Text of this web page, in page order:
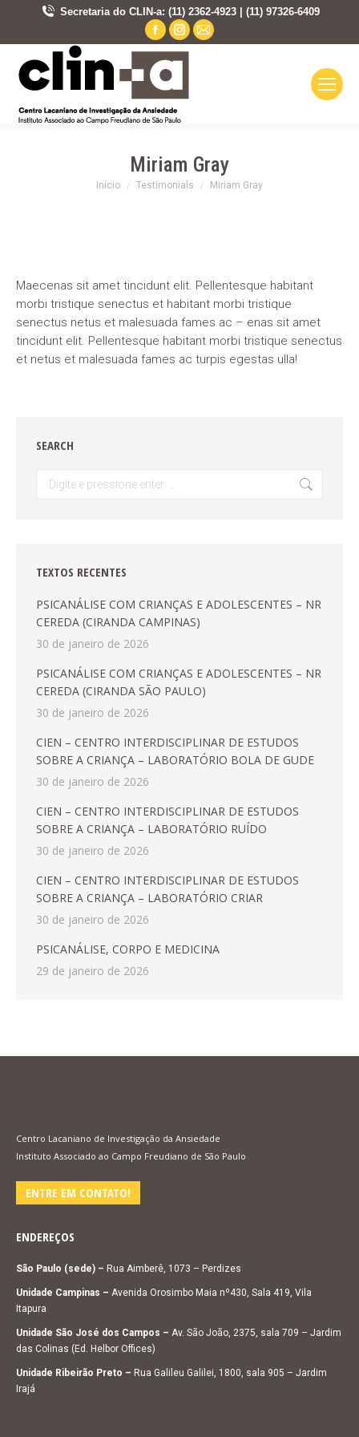
Secretaria do CLIN-a: (11) 2362-4923 | (11) 97326-6409
Facebook
page
opens
in
new
Instagram
page
Mail
Miriam Gray
Você está aqui:
Início Testimonials Miriam Gray
Maecenas sit amet tincidunt elit. Pellentesque habitant
morbi tristique senectus et habitant morbi tristique
senectus netus et malesuada fames ac – enas sit amet
tincidunt elit. Pellentesque habitant morbi tristique senectus
et netus et malesuada fames ac turpis egestas ulla!
SEARCH
Search:
TEXTOS RECENTES
PSICANÁLISE COM CRIANÇAS E ADOLESCENTES – NR
CEREDA (CIRANDA CAMPINAS)
30 de janeiro de 2026
PSICANÁLISE COM CRIANÇAS E ADOLESCENTES – NR
CEREDA (CIRANDA SÃO PAULO)
30 de janeiro de 2026
CIEN – CENTRO INTERDISCIPLINAR DE ESTUDOS
SOBRE A CRIANÇA – LABORATÓRIO BOLA DE GUDE
30 de janeiro de 2026
CIEN – CENTRO INTERDISCIPLINAR DE ESTUDOS
SOBRE A CRIANÇA – LABORATÓRIO RUÍDO
30 de janeiro de 2026
CIEN – CENTRO INTERDISCIPLINAR DE ESTUDOS
SOBRE A CRIANÇA – LABORATÓRIO CRIAR
30 de janeiro de 2026
PSICANÁLISE, CORPO E MEDICINA
29 de janeiro de 2026
Centro Lacaniano de Investigação da Ansiedade
Instituto Associado ao Campo Freudiano de São Paulo
ENTRE EM CONTATO!
ENDEREÇOS
São Paulo (sede) – Rua Aimberê, 1073 – Perdizes
Unidade Campinas – Avenida Orosimbo Maia nº430, Sala 419, Vila
Itapura
Unidade São José dos Campos – Av. São João, 2375, sala 709 – Jardim
das Colinas (Ed. Helbor Offices)
Unidade Ribeirão Preto – Rua Galileu Galilei, 1800, sala 905 – Jardim
Irajá